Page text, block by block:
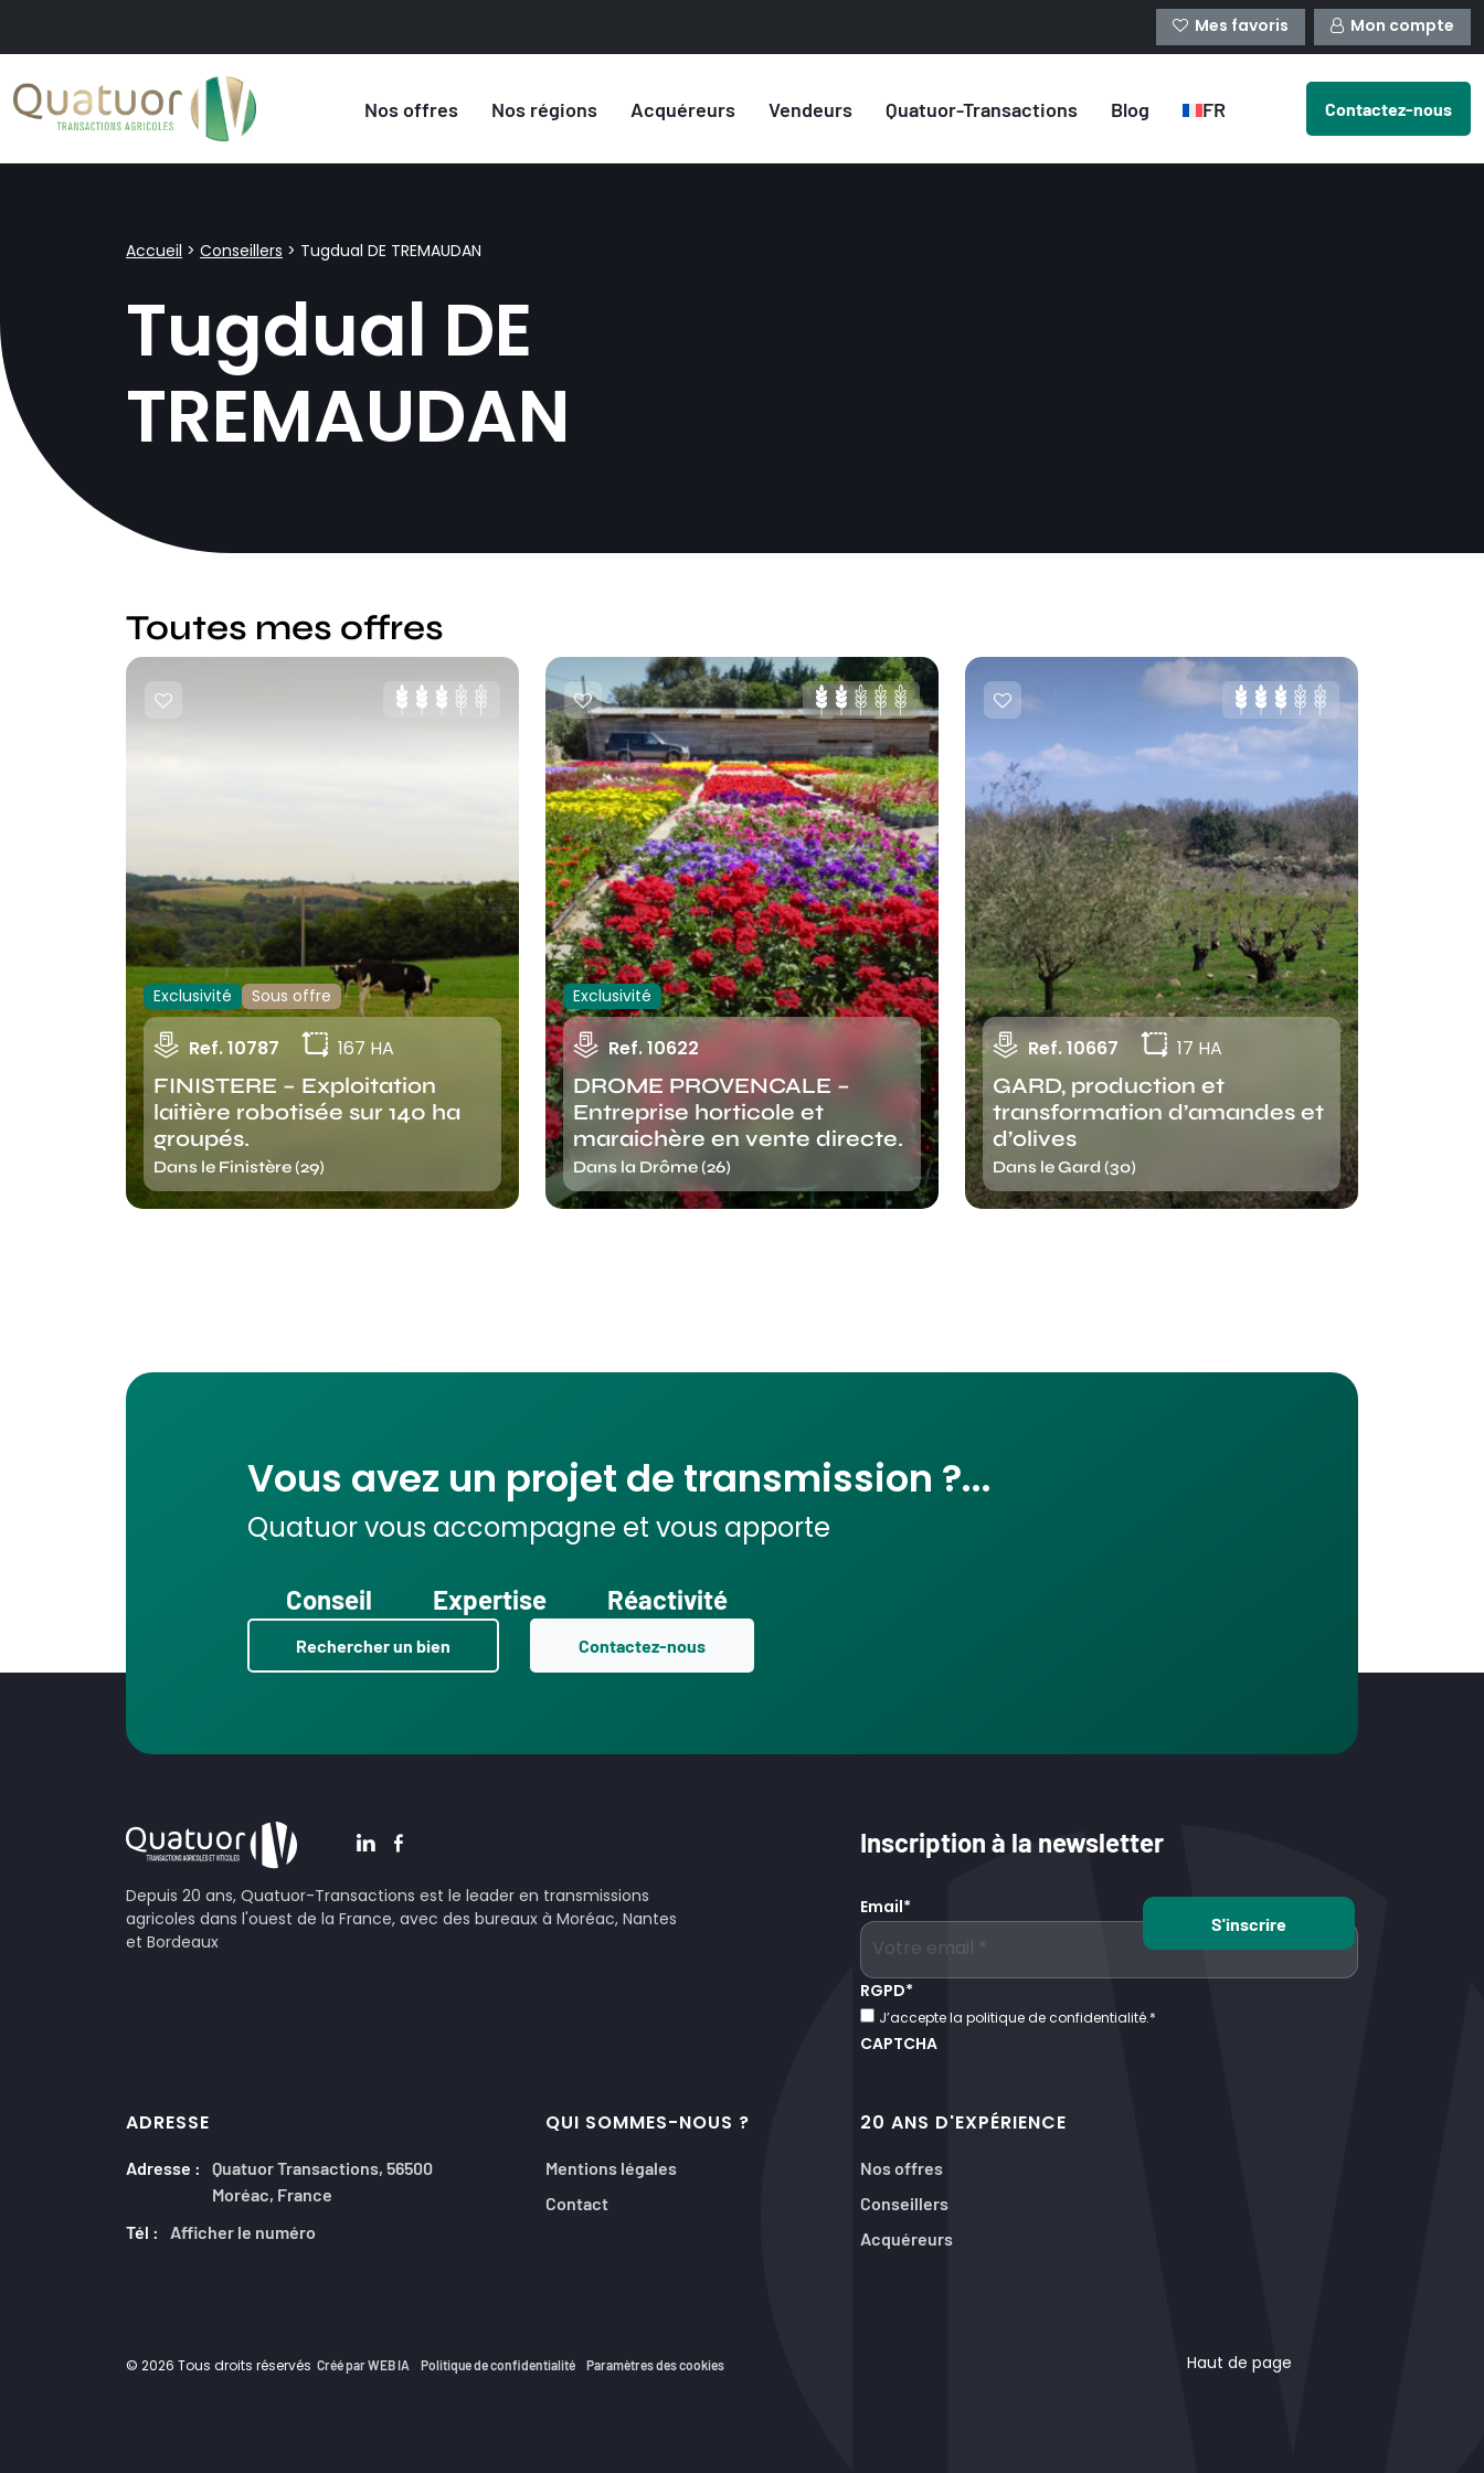
Mes favoris Mon compte
Nos offres Nos régions Acquéreurs Vendeurs Quatuor-Transactions Blog FR Contactez-nous
Accueil > Conseillers > Tugdual DE TREMAUDAN
Tugdual DE
TREMAUDAN
Toutes mes offres
Exclusivité Sous offre
Ref. 10787 167 HA
FINISTERE – Exploitation
laitière robotisée sur 140 ha
groupés.
Dans le Finistère (29)
Exclusivité
Ref. 10622
DROME PROVENCALE –
Entreprise horticole et
maraichère en vente directe.
Dans la Drôme (26)
Ref. 10667 17 HA
GARD, production et
transformation d’amandes et
d’olives
Dans le Gard (30)
Vous avez un projet de transmission ?...
Quatuor vous accompagne et vous apporte
Conseil Expertise Réactivité
Rechercher un bien Contactez-nous
Depuis 20 ans, Quatuor-Transactions est le leader en transmissions
agricoles dans l'ouest de la France, avec des bureaux à Moréac, Nantes
et Bordeaux
Inscription à la newsletter
Email*
RGPD*
J’accepte la politique de confidentialité.*
CAPTCHA
ADRESSE
Adresse : Quatuor Transactions, 56500
Moréac, France
Tél :
Afficher le numéro
QUI SOMMES-NOUS ?
Mentions légales
Contact
20 ANS D'EXPÉRIENCE
Nos offres
Conseillers
Acquéreurs
© 2026 Tous droits réservés Créé par WEB IA Politique de confidentialité Paramètres des cookies Haut de page